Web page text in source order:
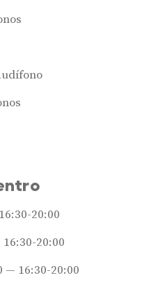
20:00
20:00
— 16:30-20:00